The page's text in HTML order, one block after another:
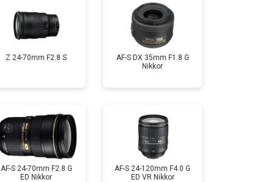
Z 24-70mm F2.8 S
AF-S DX 35mm F1.8 G
Nikkor
AF-S 24-70mm F2.8 G
ED Nikkor
AF-S 24-120mm F4.0 G
ED VR Nikkor